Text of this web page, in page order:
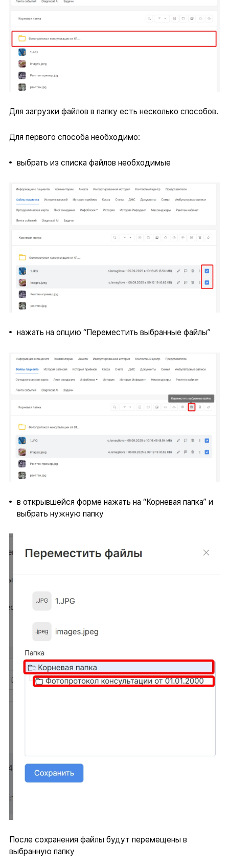
Для загрузки файлов в папку есть несколько способов.
Для первого способа необходимо:
выбрать из списка файлов необходимые
нажать на опцию “Переместить выбранные файлы”
в открывшейся форме нажать на “Корневая папка” и
выбрать нужную папку
После сохранения файлы будут перемещены в
выбранную папку